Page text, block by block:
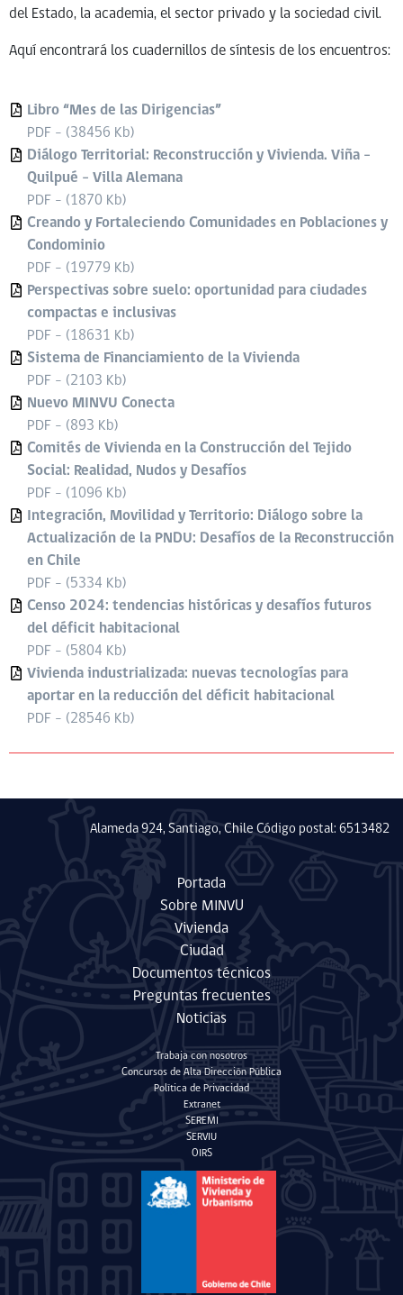
del Estado, la academia, el sector privado y la sociedad civil.
Aquí encontrará los cuadernillos de síntesis de los encuentros:
Libro “Mes de las Dirigencias”
PDF - (38456 Kb)
Diálogo Territorial: Reconstrucción y Vivienda. Viña -
Quilpué - Villa Alemana
PDF - (1870 Kb)
Creando y Fortaleciendo Comunidades en Poblaciones y
Condominio
PDF - (19779 Kb)
Perspectivas sobre suelo: oportunidad para ciudades
compactas e inclusivas
PDF - (18631 Kb)
Sistema de Financiamiento de la Vivienda
PDF - (2103 Kb)
Nuevo MINVU Conecta
PDF - (893 Kb)
Comités de Vivienda en la Construcción del Tejido
Social: Realidad, Nudos y Desafíos
PDF - (1096 Kb)
Integración, Movilidad y Territorio: Diálogo sobre la
Actualización de la PNDU: Desafíos de la Reconstrucción
en Chile
PDF - (5334 Kb)
Censo 2024: tendencias históricas y desafíos futuros
del déficit habitacional
PDF - (5804 Kb)
Vivienda industrializada: nuevas tecnologías para
aportar en la reducción del déficit habitacional
PDF - (28546 Kb)
Alameda 924, Santiago, Chile Código postal: 6513482
Portada
Sobre MINVU
Vivienda
Ciudad
Documentos técnicos
Preguntas frecuentes
Noticias
Trabaja con nosotros
Concursos de Alta Dirección Pública
Política de Privacidad
Extranet
SEREMI
SERVIU
OIRS